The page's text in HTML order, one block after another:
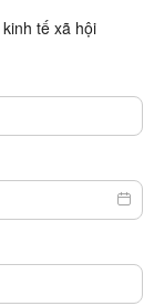
tế xã hội